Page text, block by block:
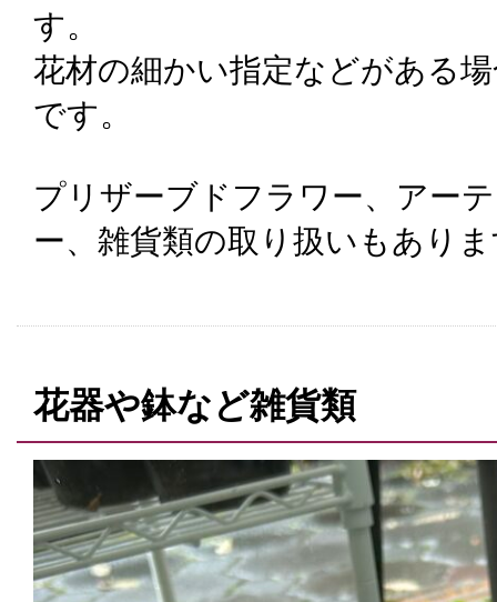
す。
花材の細かい指定などがある
です。
プリザーブドフラワー、アー
ー、雑貨類の取り扱いもあり
花器や鉢など雑貨類